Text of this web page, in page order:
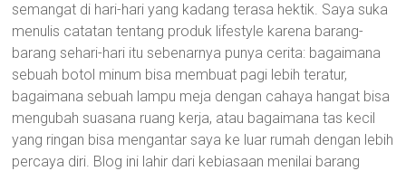
semangat di hari-hari yang kadang terasa hektik. Saya suka
menulis catatan tentang produk lifestyle karena barang-
barang sehari-hari itu sebenarnya punya cerita: bagaimana
sebuah botol minum bisa membuat pagi lebih teratur,
bagaimana sebuah lampu meja dengan cahaya hangat bisa
mengubah suasana ruang kerja, atau bagaimana tas kecil
yang ringan bisa mengantar saya ke luar rumah dengan lebih
percaya diri. Blog ini lahir dari kebiasaan menilai barang